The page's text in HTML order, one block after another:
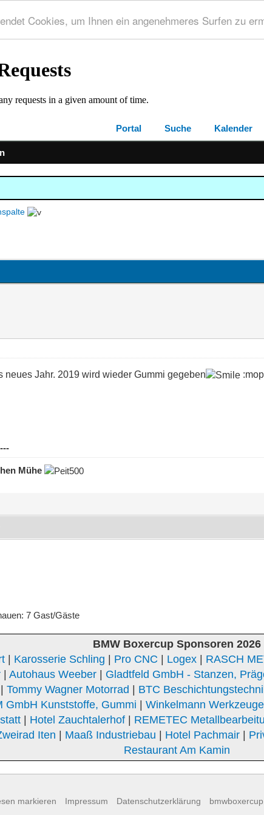
Cookies, um Ihnen ein angenehmeres Surfen zu
Portal Suche Kalender
Jahr. 2019 wird wieder Gummi gegeben
Mühe
7 Gast/Gäste
BMW Boxercup Sponsoren 2026
| Karosserie Schling | Pro CNC | Logex| RASCH
| Autohaus Weeber| Gladtfeld GmbH - Stanzen,
| Tommy Wagner Motorrad | BTC
GmbH Kunststoffe, Gummi | Winkelmann Werkzeuge
| Hotel Zauchtalerhof| REMETEC
Iten | Maaß Industriebau | Hotel Pachmair |
Restaurant Am Kamin
markieren Impressum Datenschutzerklärung